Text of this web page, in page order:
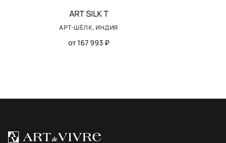
ART SILK T
АРТ-ШЁЛК, ИНДИЯ
от 167 993 ₽